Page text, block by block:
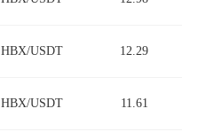
HBX/USDT 12.29
HBX/USDT 11.61